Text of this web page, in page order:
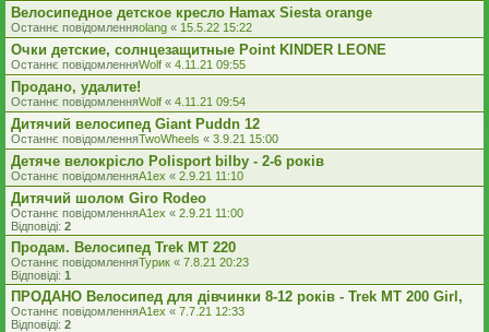
Велосипедное детское кресло Hamax Siesta orange
Останнє повідомленняolang « 15.5.22 15:22
Очки детские, солнцезащитные Point KINDER LEONE
Останнє повідомленняWolf « 4.11.21 09:55
Продано, удалите!
Останнє повідомленняWolf « 4.11.21 09:54
Дитячий велосипед Giant Puddn 12
Останнє повідомленняTwoWheels « 3.9.21 15:00
Детяче велокрісло Polisport bilby - 2-6 років
Останнє повідомленняA1ex « 2.9.21 11:10
Дитячий шолом Giro Rodeo
Останнє повідомленняA1ex « 2.9.21 11:00
Відповіді: 2
Продам. Велосипед Trek MT 220
Останнє повідомленняТурик « 7.8.21 20:23
Відповіді: 1
ПРОДАНО Велосипед для дівчинки 8-12 років - Trek MT 200 Girl,
Останнє повідомленняA1ex « 7.7.21 12:33
Відповіді: 2